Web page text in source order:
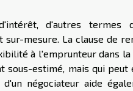
d'autres
sur-mesure. La clause de
à l'emprunteur dans la
sous-estimé, mais qui
d'un négociateur aide